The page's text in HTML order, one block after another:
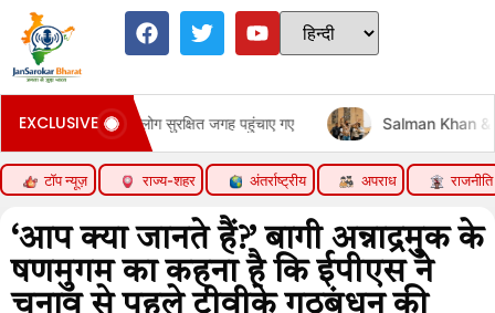
EXCLUSIVE
लोग सुरक्षित जगह पहुंचाए गए Salman Khan & Sanjay Dutt
टॉप न्यूज़ राज्य-शहर अंतर्राष्ट्रीय अपराध राजनीति
‘आप क्या जानते हैं?’ बागी अन्नाद्रमुक के
षणमुगम का कहना है कि ईपीएस ने